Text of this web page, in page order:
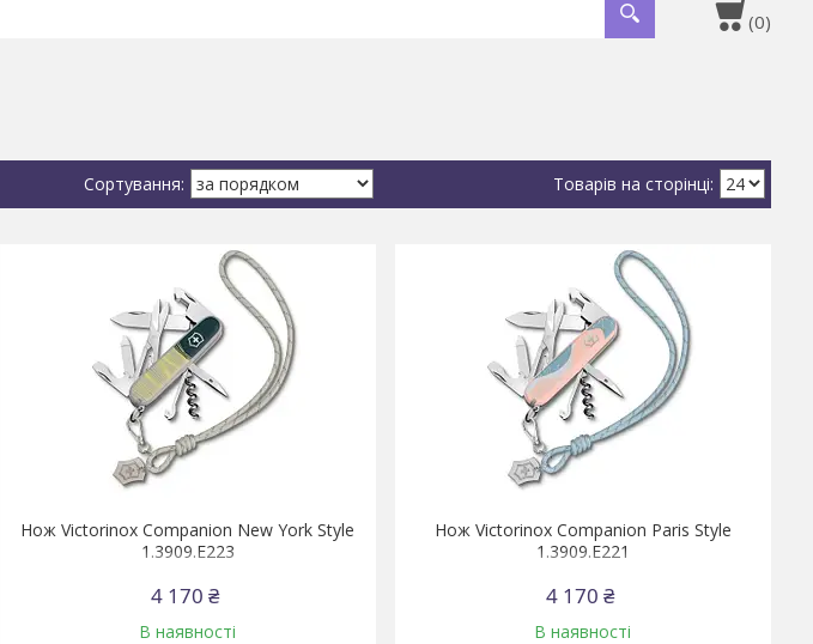
Нож Victorinox Companion New York Style
1.3909.E223
4 170 ₴
В наявності
Нож Victorinox Companion Paris Style
1.3909.E221
4 170 ₴
В наявності